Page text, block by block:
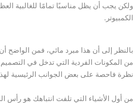
ولكن يجب أن يظل مناسبًا تمامًا للغالبية
الكمبيوتر.
بالنظر إلى أن هذا مبرد مائي، فمن الواضح
من المكونات الفردية التي تدخل في التصميم
نظرة فاحصة على بعض الجوانب الرئيسية
من أول الأشياء التي تلفت انتباهك هو رأس